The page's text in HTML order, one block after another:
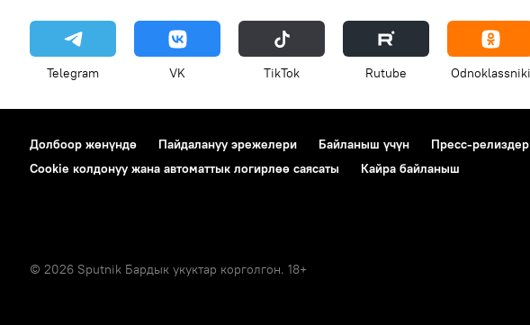
Telegram VK ТikТоk Rutube Odnoklassniki
Долбоор жөнүндө Пайдалануу эрежелери Байланыш үчүн Пресс-релиздер
Cookie колдонуу жана автоматтык логирлөө саясаты
Кайра байланыш
© 2026 Sputnik Бардык укуктар корголгон. 18+